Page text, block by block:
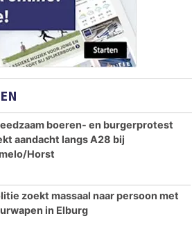
boeren- en burgerprotest
aandacht langs A28 bij
Horst
zoekt massaal naar persoon met
in Elburg